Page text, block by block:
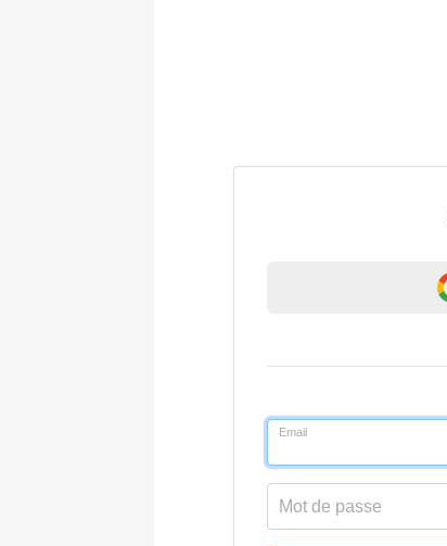
Email
Mot de passe